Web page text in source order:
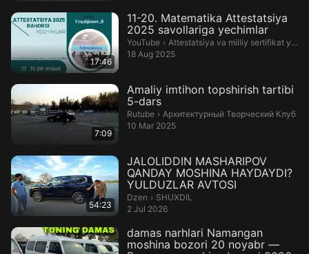
17:46
11-20. Matematika Attestatsiya
2025 savollariga yechimlar
YouTube › Attestatsiya va milliy sertifikat
Attestatsiya va milliy sertifikat yechimlari
18 Aug 2025
7:09
Amaliy imtihon topshirish tartibi
5-dars
Rutube › Архитектурный Творческий Клуб.
Архитектурный Творческий Клуб
10 Mar 2025
54:23
JALOLIDDIN MASHARIPOV
QANDAY MOSHINA HAYDAYDI?
YULDUZLAR AVTOSI
Dzen › SHUXDIL.
SHUXDIL
2 Jul 2026
damas narhlari Namangan
moshina bozori 20 noyabr —